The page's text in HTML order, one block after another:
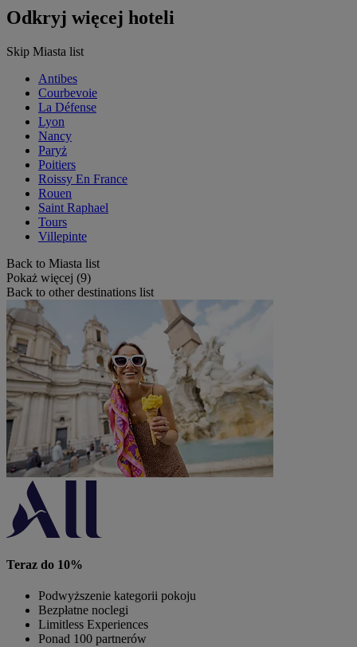
Odkryj więcej hoteli
Skip Miasta list
Antibes
Courbevoie
La Défense
Lyon
Nancy
Paryż
Poitiers
Roissy En France
Rouen
Saint Raphael
Tours
Villepinte
Back to Miasta list
Pokaż więcej (9)
Back to other destinations list
Teraz do 10%
Podwyższenie kategorii pokoju
Bezpłatne noclegi
Limitless Experiences
Ponad 100 partnerów